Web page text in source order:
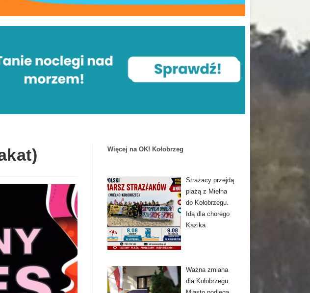
Więcej na OK! Kołobrzeg
Strażacy przejdą
plażą z Mielna
do Kołobrzegu.
Idą dla chorego
Kazika
Ważna zmiana
dla Kołobrzegu.